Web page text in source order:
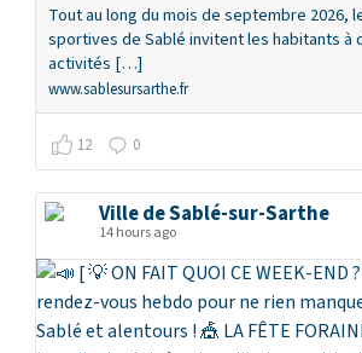
Tout au long du mois de septembre 2026,
sportives de Sablé invitent les habitants à
activités […]
www.sablesursarthe.fr
12 0
Ville de Sablé-sur-Sarthe
14 hours ago